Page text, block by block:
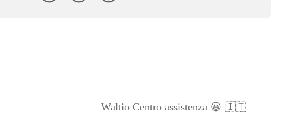
Waltio Centro assistenza 😃 🇮🇹